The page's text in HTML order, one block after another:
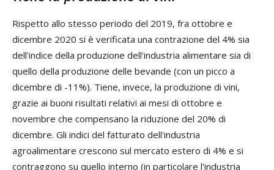
Rispetto allo stesso periodo del 2019, fra ottobre e
dicembre 2020 si è verificata una contrazione del 4% sia
dell'indice della pro­duzione dell'industria alimentare sia di
quello della pro­duzione delle bevande (con un picco a
dicembre di -11%). Tiene, invece, la produzione di vini,
grazie ai buoni risultati relativi ai mesi di ottobre e
novembre che compensano la riduzione del 20% di
dicembre. Gli indici del fatturato dell'industria
agroalimentare crescono sul mercato estero di 4% e si
contraggono su quello interno (in particolare l'industria